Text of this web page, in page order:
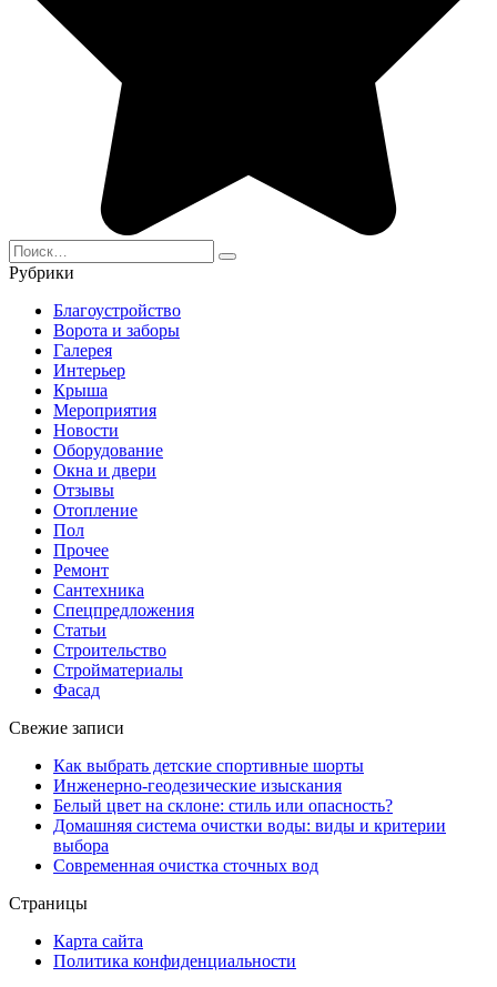
Search
for:
Рубрики
Благоустройство
Ворота и заборы
Галерея
Интерьер
Крыша
Мероприятия
Новости
Оборудование
Окна и двери
Отзывы
Отопление
Пол
Прочее
Ремонт
Сантехника
Спецпредложения
Статьи
Строительство
Стройматериалы
Фасад
Свежие записи
Как выбрать детские спортивные шорты
Инженерно-геодезические изыскания
Белый цвет на склоне: стиль или опасность?
Домашняя система очистки воды: виды и критерии
выбора
Современная очистка сточных вод
Страницы
Карта сайта
Политика конфиденциальности